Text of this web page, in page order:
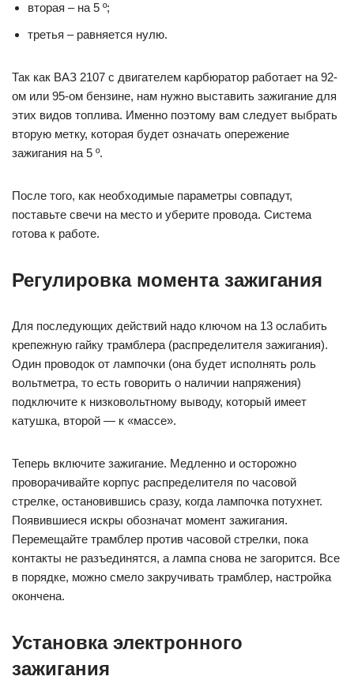
вторая – на 5 º;
третья – равняется нулю.
Так как ВАЗ 2107 с двигателем карбюратор работает на 92-
ом или 95-ом бензине, нам нужно выставить зажигание для
этих видов топлива. Именно поэтому вам следует выбрать
вторую метку, которая будет означать опережение
зажигания на 5 º.
После того, как необходимые параметры совпадут,
поставьте свечи на место и уберите провода. Система
готова к работе.
Регулировка момента зажигания
Для последующих действий надо ключом на 13 ослабить
крепежную гайку трамблера (распределителя зажигания).
Один проводок от лампочки (она будет исполнять роль
вольтметра, то есть говорить о наличии напряжения)
подключите к низковольтному выводу, который имеет
катушка, второй — к «массе».
Теперь включите зажигание. Медленно и осторожно
проворачивайте корпус распределителя по часовой
стрелке, остановившись сразу, когда лампочка потухнет.
Появившиеся искры обозначат момент зажигания.
Перемещайте трамблер против часовой стрелки, пока
контакты не разъединятся, а лампа снова не загорится. Все
в порядке, можно смело закручивать трамблер, настройка
окончена.
Установка электронного
зажигания